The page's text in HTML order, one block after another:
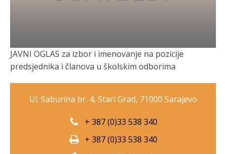
JAVNI OGLAS za izbor i imenovanje na pozicije
predsjednika i članova u školskim odborima
Ul. Saburina br. 4, Stari Grad, 71000 Sarajevo
+ 387 (0)33 538 340
+ 387 (0)33 538 340